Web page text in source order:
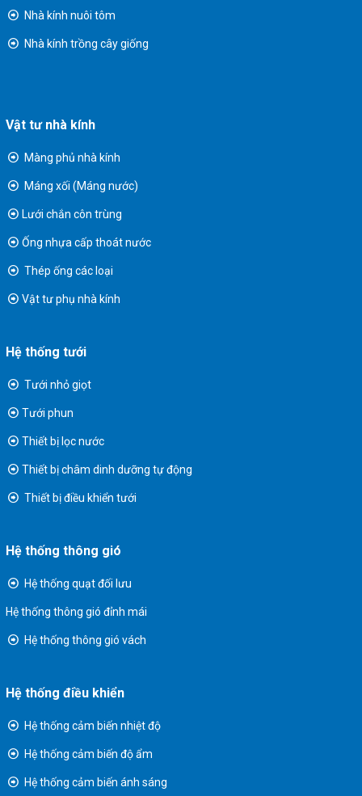
Nhà kính nuôi tôm
Nhà kính trồng cây giống
Vật tư nhà kính
Màng phủ nhà kính
Máng xối (Máng nước)
Lưới chắn côn trùng
Ống nhựa cấp thoát nước
Thép ống các loại
Vật tư phụ nhà kính
Hệ thống tưới
Tưới nhỏ giọt
Tưới phun
Thiết bị lọc nước
Thiết bị châm dinh dưỡng tự động
Thiết bị điều khiển tưới
Hệ thống thông gió
Hệ thống quạt đối lưu
Hệ thống thông gió đỉnh mái
Hệ thống thông gió vách
Hệ thống điều khiển
Hệ thống cảm biến nhiệt độ
Hệ thống cảm biến độ ẩm
Hệ thống cảm biến ánh sáng